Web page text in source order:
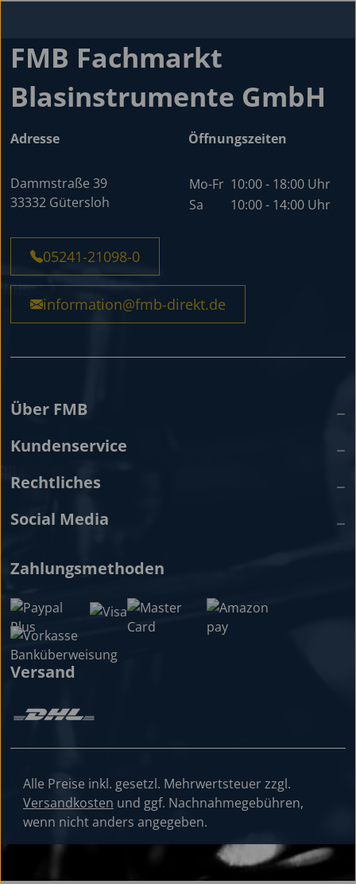
FMB Fachmarkt
Blasinstrumente GmbH
Adresse
Dammstraße 39
33332 Gütersloh
Öffnungszeiten
Mo-Fr 10:00 - 18:00 Uhr
Sa
10:00 - 14:00 Uhr
05241-21098-0
information@fmb-direkt.de
Über FMB
Kundenservice
Rechtliches
Social Media
Zahlungsmethoden
Versand
Alle Preise inkl. gesetzl. Mehrwertsteuer zzgl.
Versandkosten und ggf. Nachnahmegebühren,
wenn nicht anders angegeben.